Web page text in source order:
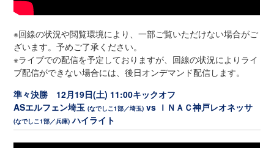
※回線の状況や閲覧環境により、一部ご覧いただけない場合がご
ざいます。予めご了承ください。
※ライブでの配信を予定しておりますが、回線の状況によりライ
ブ配信ができない場合には、後日オンデマンド配信します。
準々決勝 12月19日(土) 11:00キックオフ
ASエルフェン埼玉(なでしこ1部／埼玉) vs ＩＮＡＣ神戸レオネッサ
(なでしこ1部／兵庫) ハイライト